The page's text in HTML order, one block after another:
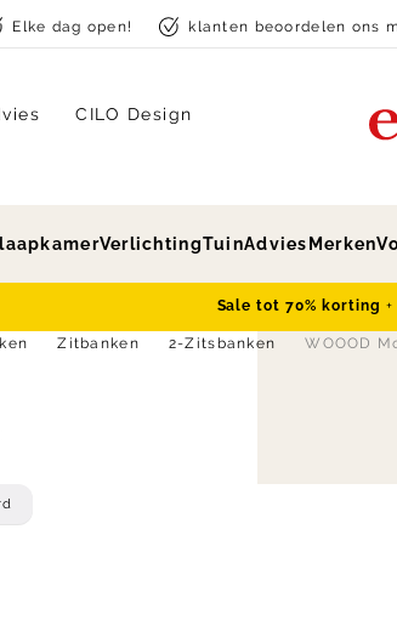
Elke dag open! klanten beoordelen ons
CILO Design
VerlichtingTuinAdvies Merken
Sale tot 70% korting
Zitbanken 2-Zitsbanken WOOOD